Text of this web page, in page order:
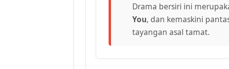
Drama bersiri ini
You, dan kemaskini
tayangan asal tamat.